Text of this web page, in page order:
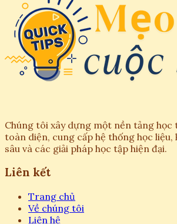
Chúng tôi xây dựng một nền tảng
toàn diện, cung cấp hệ thống học liệu,
sâu và các giải pháp học tập hiện đại.
Liên kết
Trang chủ
Về chúng tôi
Liên hệ